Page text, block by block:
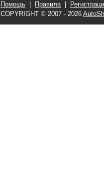
Помощь Правила|
COPYRIGHT © 2007 - 2026